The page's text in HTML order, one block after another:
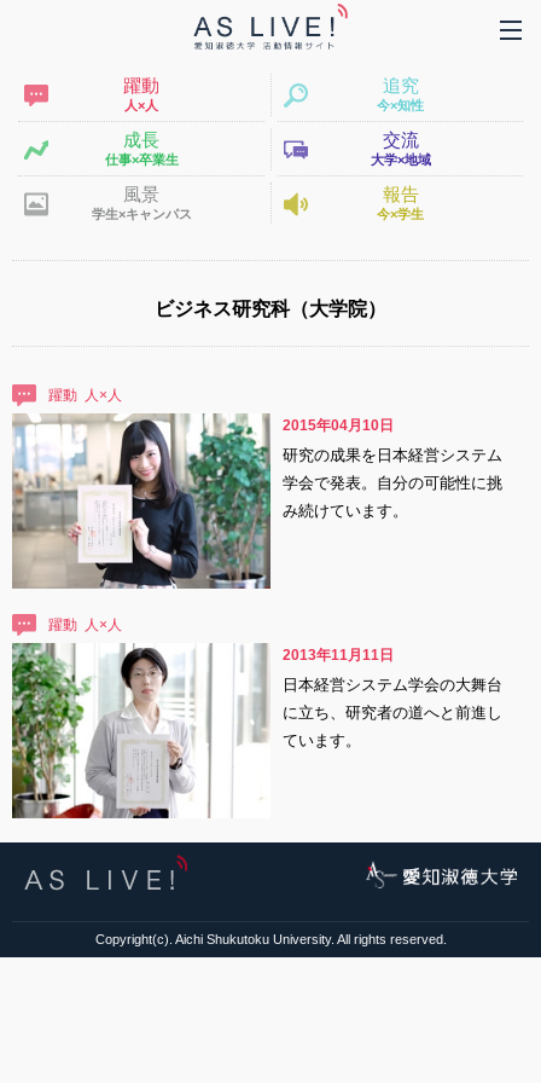
躍動
人×人
追究
今×知性
成長
仕事×卒業生
交流
大学×地域
風景
学生×キャンパス
報告
今×学生
ビジネス研究科（大学院）
躍動
研究の成果を日本経営システム
学会で発表。自分の可能性に挑
み続けています。
2015年04月10日
躍動
日本経営システム学会の大舞台
に立ち、研究者の道へと前進し
ています。
2013年11月11日
Copyright(c). Aichi Shukutoku University. All rights reserved.